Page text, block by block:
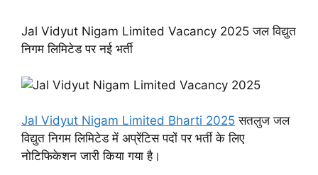
Jal Vidyut Nigam Limited Vacancy 2025 जल विद्युत
निगम लिमिटेड पर नई भर्ती
Jal Vidyut Nigam Limited Bharti 2025 सतलुज जल
विद्युत निगम लिमिटेड में अप्रेंटिस पदों पर भर्ती के लिए
नोटिफिकेशन जारी किया गया है।